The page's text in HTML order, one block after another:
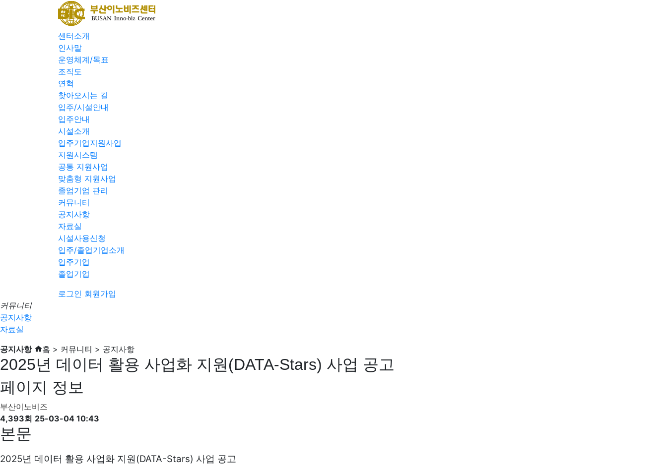
센터소개
인사말
운영체계/목표
조직도
연혁
찾아오시는 길
입주/시설안내
입주안내
시설소개
입주기업지원사업
지원시스템
공통 지원사업
맞춤형 지원사업
졸업기업 관리
커뮤니티
공지사항
자료실
시설사용신청
입주/졸업기업소개
입주기업
졸업기업
로그인 회원가입
커뮤니티
공지사항
자료실
공지사항
홈 > 커뮤니티 > 공지사항
2025년 데이터 활용 사업화 지원(DATA-Stars) 사업 공고
페이지 정보
부산이노비즈
4,393회 25-03-04 10:43
본문
2025년 데이터 활용 사업화 지원 (DATA-Stars) 사업 공고